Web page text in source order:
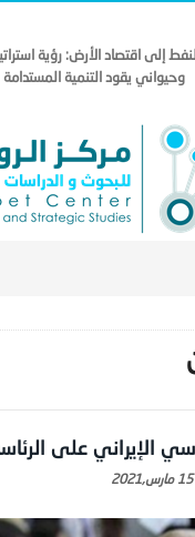
إلى اقتصاد الأرض: رؤية
وحيواني يقود التنمية المستدامة
الإيراني على
15 مارس,2021